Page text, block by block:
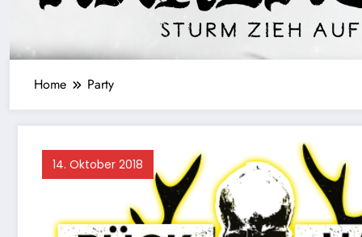
Home Party
14. Oktober 2018